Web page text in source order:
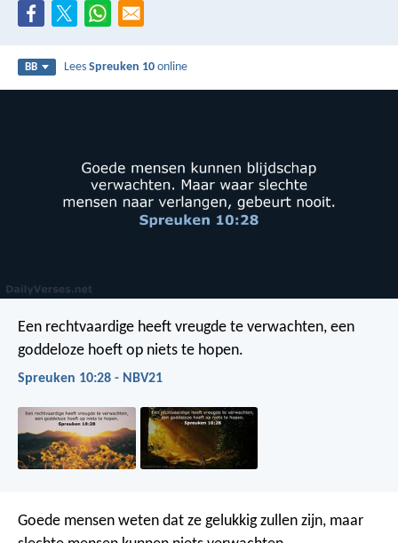
BB LeesSpreuken 10 online
Een rechtvaardige heeft vreugde te verwachten, een
goddeloze hoeft op niets te hopen.
Spreuken 10:28 - NBV21
Goede mensen weten dat ze gelukkig zullen zijn, maar